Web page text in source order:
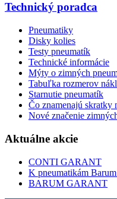
Technický poradca
Pneumatiky
Disky kolies
Testy pneumatík
Technické informácie
Mýty o zimných
Tabuľka rozmerov
Starnutie pneumatík
Čo znamenajú skratky
Nové značenie
Aktuálne akcie
CONTI GARANT
K pneumatikám
BARUM GARANT